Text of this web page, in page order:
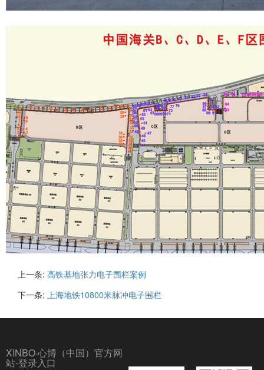
上一条: 高铁基地张力电子围栏案例
下一条: 上海地铁10800米脉冲电子围栏
XINBO·心博（中国）官方网
站-登录入口